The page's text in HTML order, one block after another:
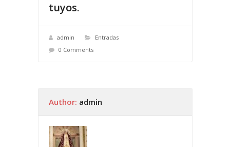
tuyos.
admin
Entradas
0 Comments
Author: admin